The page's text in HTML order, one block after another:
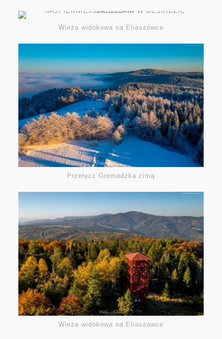
Wieża widokowa na Eliaszówce
Przełęcz Gromadzka zimą
Wieża widokowa na Eliaszówce